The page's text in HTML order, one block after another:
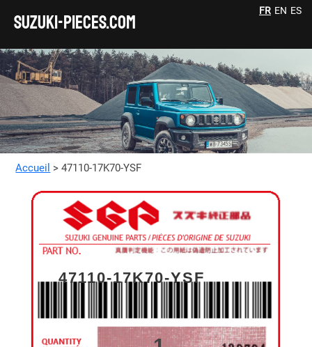
SUZUKI-pieces.com
FR EN ES
Accueil > 47110-17K70-YSF
47110-17K70-YSF